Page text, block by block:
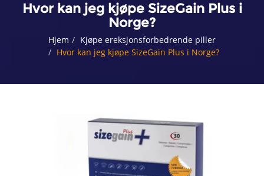
Hvor kan jeg kjøpe SizeGain Plus i
Norge?
Hjem
Kjøpe ereksjonsforbedrende piller
Hvor kan jeg kjøpe SizeGain Plus i Norge?